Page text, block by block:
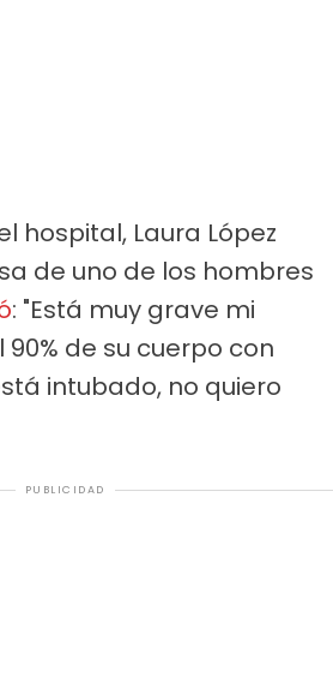
hospital, Laura López
de uno de los hombres
: "Está muy grave mi
de su cuerpo con
intubado, no quiero
PUBLICIDAD